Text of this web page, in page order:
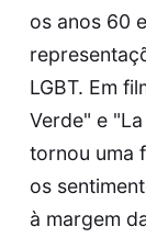
os anos 60
LGBT. Em
Verde" e
tornou uma
os
à margem